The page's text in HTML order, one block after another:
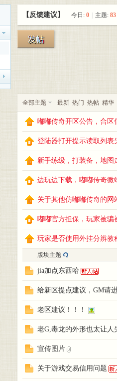
›
【反馈建议】 今日: 0 主题: 83
全部主题 最新 热门 热帖 精华
嘟嘟传奇开区公告，合区
登陆器打开提示读取列表
新手练级，打装备，地图
边玩边下载，嘟嘟传奇微
关于其他仿嘟嘟传奇的网
嘟嘟官方担保，玩家被骗
玩家是否使用外挂分辨教
版块主题
jia加点东西哈
给新区提点建议，GM请进
老区建议！！！
老G,毒龙的外形也太让人
宣传图片
关于游戏交易信用问题